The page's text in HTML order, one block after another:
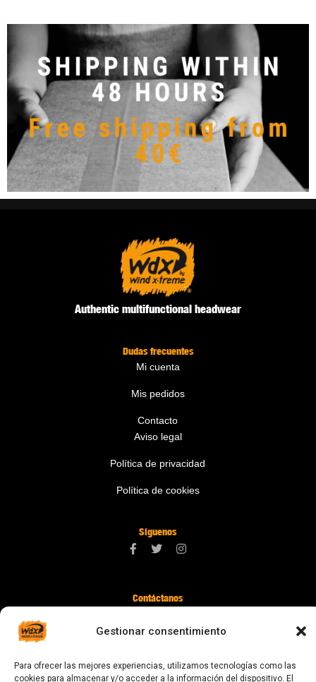
Gestionar consentimiento
Para ofrecer las mejores experiencias, utilizamos tecnologías como las
cookies para almacenar y/o acceder a la información del dispositivo. El
Authentic multifunctional headwear
Dudas frecuentes
Mi cuenta
Mis pedidos
Contacto
Aviso legal
Política de privacidad
Política de cookies
Síguenos
Contáctanos
08024 Barcelona